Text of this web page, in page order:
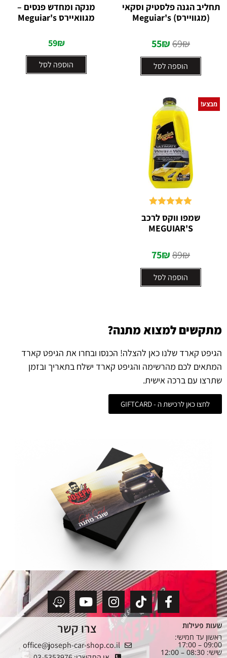
תחליב הגנה פלסטיק וסקאי
(מגוויירס) Meguiar's
69₪
55₪
הוספה לסל
0
מתוך
מנקה ומחדש פנסים –
מגוואיירס Meguiar's
59₪
הוספה לסל
0
מתוך
מבצע!
שמפו ווקס לרכב
MEGUIAR'S
89₪
75₪
הוספה לסל
5.00
מתוך 5
מתקשים למצוא מתנה?
הגיפט קארד שלנו כאן להצלה! הכנסו ובחרו את הגיפט קארד
המתאים לכם מהרשימה והגיפט קארד ישלח בתאריך ובזמן
שתרצו עם ברכה אישית.
לחצו כאן לרכישת ה - GIFTCARD
שעות פעילות
ראשון עד חמישי:
09:00 – 17:00
שישי: 08:30 – 12:00
צרו קשר
office@joseph-car-shop.co.il